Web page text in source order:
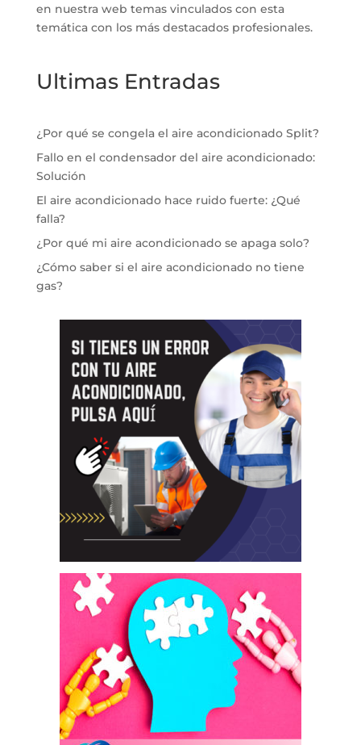
en nuestra web temas vinculados con esta
temática con los más destacados profesionales.
Ultimas Entradas
¿Por qué se congela el aire acondicionado Split?
Fallo en el condensador del aire acondicionado:
Solución
El aire acondicionado hace ruido fuerte: ¿Qué
falla?
¿Por qué mi aire acondicionado se apaga solo?
¿Cómo saber si el aire acondicionado no tiene
gas?